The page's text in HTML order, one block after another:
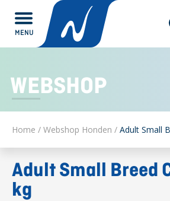
MENU
WEBSHOP
Home / Webshop Honden / Adult Small
Adult Small Breed
kg